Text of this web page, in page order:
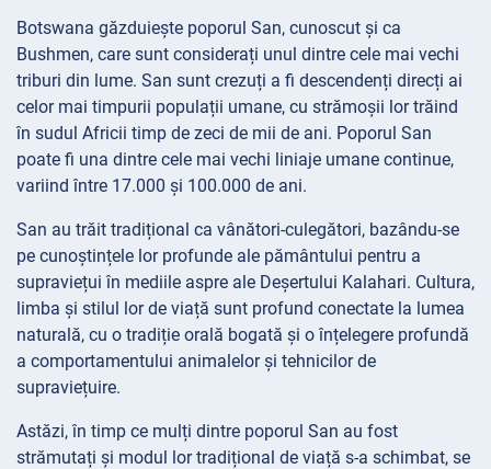
Botswana găzduiește poporul San, cunoscut și ca
Bushmen, care sunt considerați unul dintre cele mai vechi
triburi din lume. San sunt crezuți a fi descendenți direcți ai
celor mai timpurii populații umane, cu strămoșii lor trăind
în sudul Africii timp de zeci de mii de ani. Poporul San
poate fi una dintre cele mai vechi liniaje umane continue,
variind între 17.000 și 100.000 de ani.
San au trăit tradițional ca vânători-culegători, bazându-se
pe cunoștințele lor profunde ale pământului pentru a
supraviețui în mediile aspre ale Deșertului Kalahari. Cultura,
limba și stilul lor de viață sunt profund conectate la lumea
naturală, cu o tradiție orală bogată și o înțelegere profundă
a comportamentului animalelor și tehnicilor de
supraviețuire.
Astăzi, în timp ce mulți dintre poporul San au fost
strămutați și modul lor tradițional de viață s-a schimbat, se